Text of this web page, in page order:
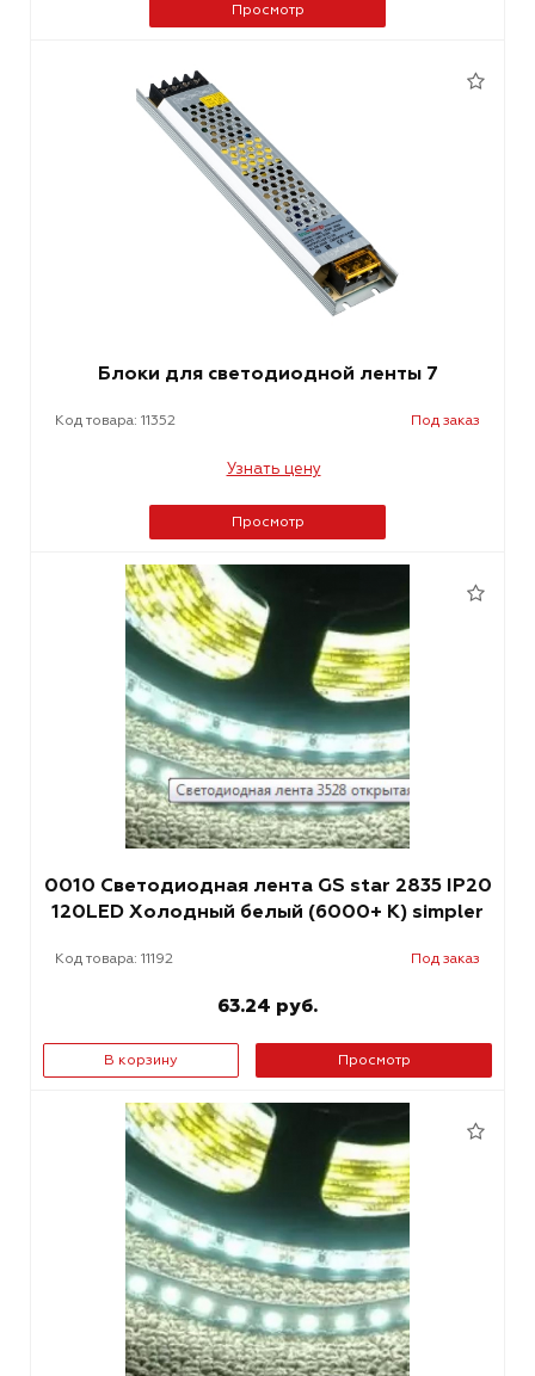
Просмотр
Блоки для светодиодной ленты 7
Код товара: 11352 Под заказ
Узнать цену
Просмотр
0010 Светодиодная лента GS star 2835 IP20
120LED Холодный белый (6000+ К) simpler
Код товара: 11192 Под заказ
63.24 руб.
В корзину Просмотр